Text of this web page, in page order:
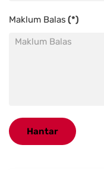
Maklum Balas (*)
Hantar